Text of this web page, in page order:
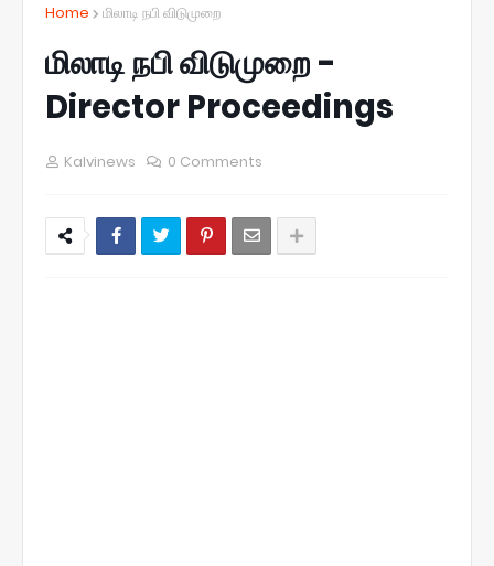
Home மிலாடி நபி விடுமுறை
மிலாடி நபி விடுமுறை -
Director Proceedings
Kalvinews 0 Comments